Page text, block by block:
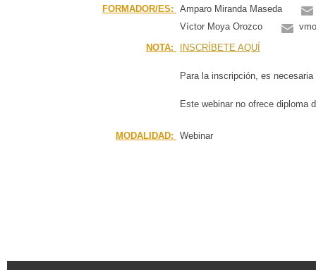
FORMADOR/ES:
Amparo Miranda Maseda
Víctor Moya Orozco
NOTA:
INSCRÍBETE AQUÍ
Para la inscripción, es
Este webinar no ofrece diploma
MODALIDAD: Webinar